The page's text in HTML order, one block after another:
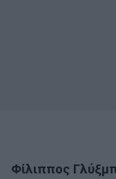
Φίλιππος